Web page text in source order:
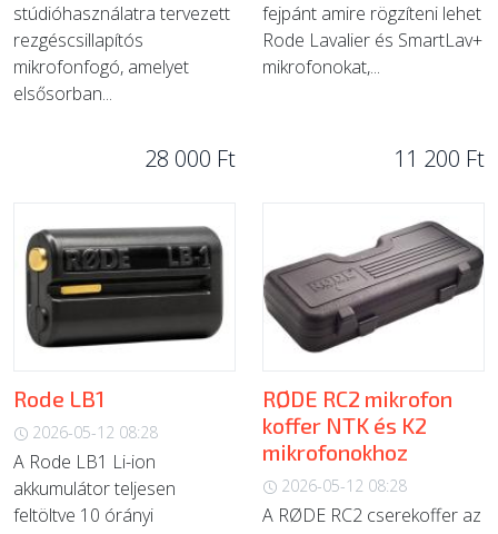
stúdióhasználatra tervezett
rezgéscsillapítós
mikrofonfogó, amelyet
elsősorban...
28 000 Ft
fejpánt amire rögzíteni lehet
Rode Lavalier és SmartLav+
mikrofonokat,...
11 200 Ft
Rode LB1
2026-05-12 08:28
A Rode LB1 Li-ion
akkumulátor teljesen
feltöltve 10 órányi
RØDE RC2 mikrofon
koffer NTK és K2
mikrofonokhoz
2026-05-12 08:28
A RØDE RC2 cserekoffer az